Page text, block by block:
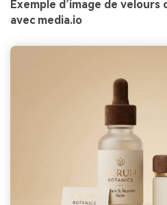
Exemple d’image de velours
avec media.io